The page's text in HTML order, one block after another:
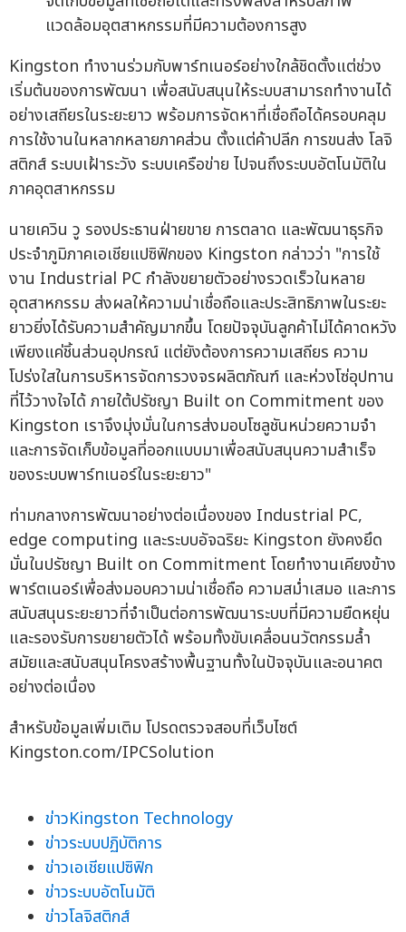
แวดล้อมอุตสาหกรรมที่มีความต้องการสูง
Kingston ทำงานร่วมกับพาร์ทเนอร์อย่างใกล้ชิดตั้งแต่ช่วง
เริ่มต้นของการพัฒนา เพื่อสนับสนุนให้ระบบสามารถทำงานได้
อย่างเสถียรในระยะยาว พร้อมการจัดหาที่เชื่อถือได้ครอบคลุม
การใช้งานในหลากหลายภาคส่วน ตั้งแต่ค้าปลีก การขนส่ง โลจิ
สติกส์ ระบบเฝ้าระวัง ระบบเครือข่าย ไปจนถึงระบบอัตโนมัติใน
ภาคอุตสาหกรรม
นายเควิน วู รองประธานฝ่ายขาย การตลาด และพัฒนาธุรกิจ
ประจำภูมิภาคเอเชียแปซิฟิกของ Kingston กล่าวว่า "การใช้
งาน Industrial PC กำลังขยายตัวอย่างรวดเร็วในหลาย
อุตสาหกรรม ส่งผลให้ความน่าเชื่อถือและประสิทธิภาพในระยะ
ยาวยิ่งได้รับความสำคัญมากขึ้น โดยปัจจุบันลูกค้าไม่ได้คาดหวัง
เพียงแค่ชิ้นส่วนอุปกรณ์ แต่ยังต้องการความเสถียร ความ
โปร่งใสในการบริหารจัดการวงจรผลิตภัณฑ์ และห่วงโซ่อุปทาน
ที่ไว้วางใจได้ ภายใต้ปรัชญา Built on Commitment ของ
Kingston เราจึงมุ่งมั่นในการส่งมอบโซลูชันหน่วยความจำ
และการจัดเก็บข้อมูลที่ออกแบบมาเพื่อสนับสนุนความสำเร็จ
ของระบบพาร์ทเนอร์ในระยะยาว"
ท่ามกลางการพัฒนาอย่างต่อเนื่องของ Industrial PC,
edge computing และระบบอัจฉริยะ Kingston ยังคงยึด
มั่นในปรัชญา Built on Commitment โดยทำงานเคียงข้าง
พาร์ตเนอร์เพื่อส่งมอบความน่าเชื่อถือ ความสม่ำเสมอ และการ
สนับสนุนระยะยาวที่จำเป็นต่อการพัฒนาระบบที่มีความยืดหยุ่น
และรองรับการขยายตัวได้ พร้อมทั้งขับเคลื่อนนวัตกรรมล้ำ
สมัยและสนับสนุนโครงสร้างพื้นฐานทั้งในปัจจุบันและอนาคต
อย่างต่อเนื่อง
สำหรับข้อมูลเพิ่มเติม โปรดตรวจสอบที่เว็บไซต์
Kingston.com/IPCSolution
ข่าวKingston Technology
ข่าวระบบปฏิบัติการ
ข่าวเอเชียแปซิฟิก
ข่าวระบบอัตโนมัติ
ข่าวโลจิสติกส์